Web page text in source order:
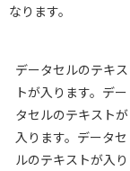
なります。
データセルのテキス
トが入ります。デー
タセルのテキストが
入ります。データセ
ルのテキストが入り